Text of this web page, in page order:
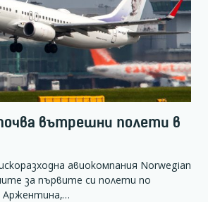
вътрешни полети в
авиокомпания Norwegian
за първите си полети по
Аржентина,…